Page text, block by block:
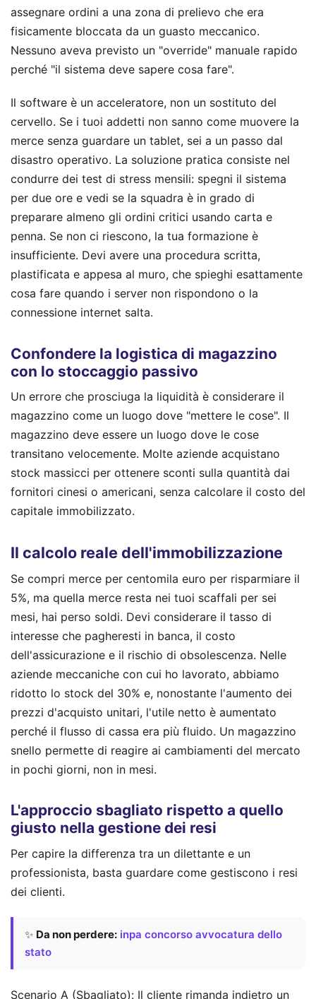
assegnare ordini a una zona di prelievo che era
fisicamente bloccata da un guasto meccanico.
Nessuno aveva previsto un "override" manuale rapido
perché "il sistema deve sapere cosa fare".
Il software è un acceleratore, non un sostituto del
cervello. Se i tuoi addetti non sanno come muovere la
merce senza guardare un tablet, sei a un passo dal
disastro operativo. La soluzione pratica consiste nel
condurre dei test di stress mensili: spegni il sistema
per due ore e vedi se la squadra è in grado di
preparare almeno gli ordini critici usando carta e
penna. Se non ci riescono, la tua formazione è
insufficiente. Devi avere una procedura scritta,
plastificata e appesa al muro, che spieghi esattamente
cosa fare quando i server non rispondono o la
connessione internet salta.
Confondere la logistica di magazzino
con lo stoccaggio passivo
Un errore che prosciuga la liquidità è considerare il
magazzino come un luogo dove "mettere le cose". Il
magazzino deve essere un luogo dove le cose
transitano velocemente. Molte aziende acquistano
stock massicci per ottenere sconti sulla quantità dai
fornitori cinesi o americani, senza calcolare il costo del
capitale immobilizzato.
Il calcolo reale dell'immobilizzazione
Se compri merce per centomila euro per risparmiare il
5%, ma quella merce resta nei tuoi scaffali per sei
mesi, hai perso soldi. Devi considerare il tasso di
interesse che pagheresti in banca, il costo
dell'assicurazione e il rischio di obsolescenza. Nelle
aziende meccaniche con cui ho lavorato, abbiamo
ridotto lo stock del 30% e, nonostante l'aumento dei
prezzi d'acquisto unitari, l'utile netto è aumentato
perché il flusso di cassa era più fluido. Un magazzino
snello permette di reagire ai cambiamenti del mercato
in pochi giorni, non in mesi.
L'approccio sbagliato rispetto a quello
giusto nella gestione dei resi
Per capire la differenza tra un dilettante e un
professionista, basta guardare come gestiscono i resi
dei clienti.
✨ Da non perdere: inpa concorso avvocatura dello
stato
Scenario A (Sbagliato): Il cliente rimanda indietro un